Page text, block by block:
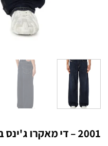
2001 – די מאקרו ג'ינס בגזרה רחבה – כחול כהה